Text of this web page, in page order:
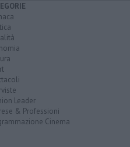
Leader
& Professioni
Cinema